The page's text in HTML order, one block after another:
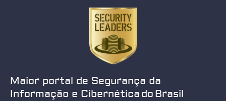
Maior portal de Segurança da
Informação e Cibernética do Brasil